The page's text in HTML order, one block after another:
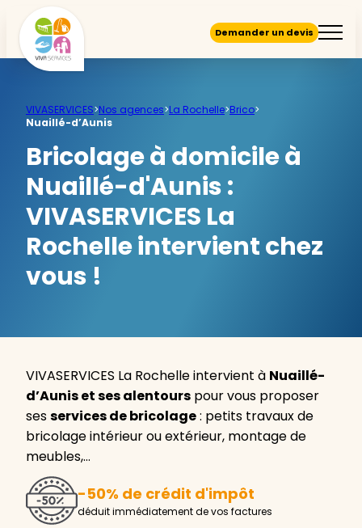
Demander un devis
VIVASERVICES>Nos agences>La Rochelle>Brico>
Nuaillé-d’Aunis
Bricolage à domicile à
Nuaillé-d'Aunis :
VIVASERVICES La
Rochelle intervient chez
vous !
VIVASERVICES La Rochelle intervient à Nuaillé-
d’Aunis et ses alentours pour vous proposer
sesservices de bricolage: petits travaux de
bricolage intérieur ou extérieur, montage de
meubles,…
-50% de crédit d'impôt
déduit immédiatement de vos factures